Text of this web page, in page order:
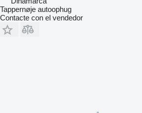
Tappernøje autoophug
Contacte con el vendedor